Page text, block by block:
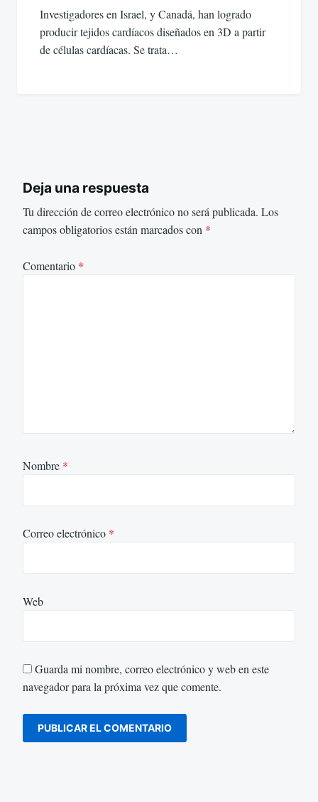
Investigadores en Israel, y Canadá, han logrado
producir tejidos cardíacos diseñados en 3D a partir
de células cardíacas. Se trata…
Deja una respuesta
Tu dirección de correo electrónico no será publicada. Los
campos obligatorios están marcados con *
Comentario *
Nombre *
Correo electrónico *
Web
Guarda mi nombre, correo electrónico y web en este
navegador para la próxima vez que comente.